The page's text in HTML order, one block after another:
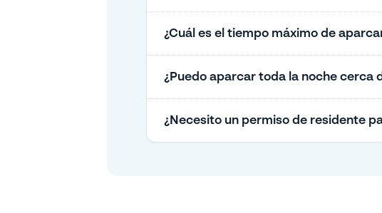
¿Cuál es el tiempo máximo de
¿Puedo aparcar toda la noche cerca
¿Necesito un permiso de residente